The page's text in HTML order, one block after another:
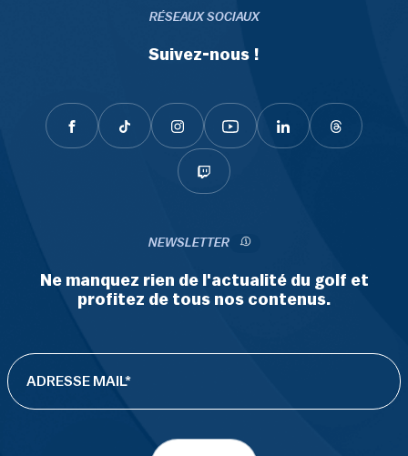
RÉSEAUX SOCIAUX
Suivez-nous !
NEWSLETTER
Ne manquez rien de l'actualité du golf et
profitez de tous nos contenus.